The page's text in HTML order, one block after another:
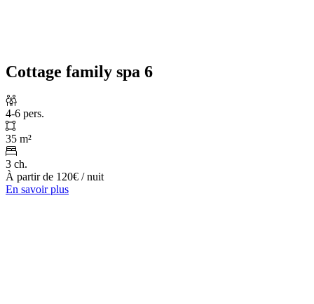
Cottage family spa 6
4-6 pers.
35 m²
3 ch.
À partir de 120€ / nuit
En savoir plus